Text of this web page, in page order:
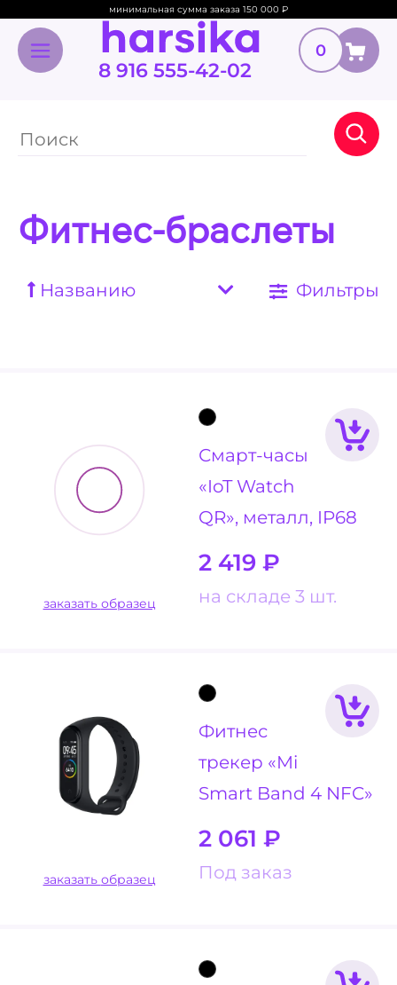
минимальная сумма заказа 150 000 ₽
8 916 555-42-02
0
Фитнес-браслеты
Названию Фильтры
Смарт-часы
«IoT Watch
QR», металл, IP68
2 419 ₽
на складе 3 шт.
заказать образец
Фитнес
трекер «Mi
Smart Band 4 NFC»
2 061 ₽
Под заказ
заказать образец